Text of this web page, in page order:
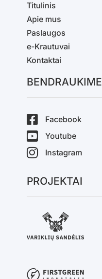
Titulinis
Apie mus
Paslaugos
e-Krautuvai
Kontaktai
BENDRAUKIME
Facebook
Youtube
Instagram
PROJEKTAI